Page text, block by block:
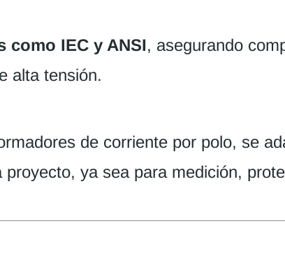
como IEC y ANSI, asegurando
alta tensión.
de corriente por polo, se
ya sea para medición,